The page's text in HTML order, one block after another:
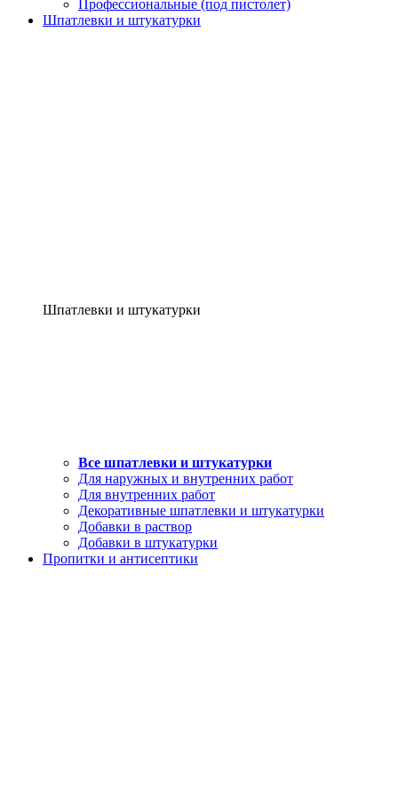
Профессиональные (под пистолет)
Шпатлевки и штукатурки
Шпатлевки и штукатурки
Все шпатлевки и штукатурки
Для наружных и внутренних работ
Для внутренних работ
Декоративные шпатлевки и штукатурки
Добавки в раствор
Добавки в штукатурки
Пропитки и антисептики